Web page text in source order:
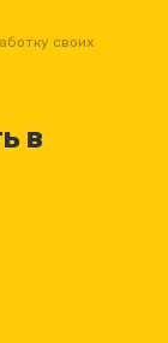
в
своих